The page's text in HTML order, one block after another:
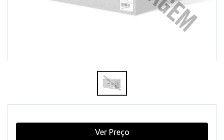
Ver Preço